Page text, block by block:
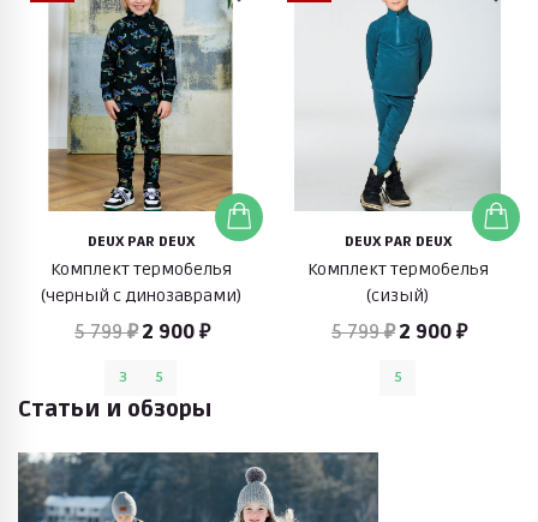
DEUX PAR DEUX
Комплект термобелья
(черный с динозаврами)
5 799 ₽ 2 900 ₽
3 5
DEUX PAR DEUX
Комплект термобелья
(сизый)
5 799 ₽ 2 900 ₽
5
Статьи и обзоры